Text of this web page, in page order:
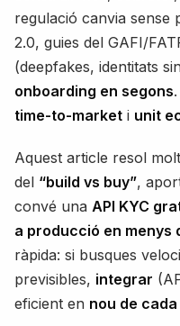
regulació canvia sense
2.0, guies del GAFI/
(deepfakes, identitats
onboarding en segons
time-to-market i unit
Aquest article resol
del “build vs buy”,
convé una API KYC
a producció en menys
ràpida: si busques
previsibles, integrar
eficient en nou de cada